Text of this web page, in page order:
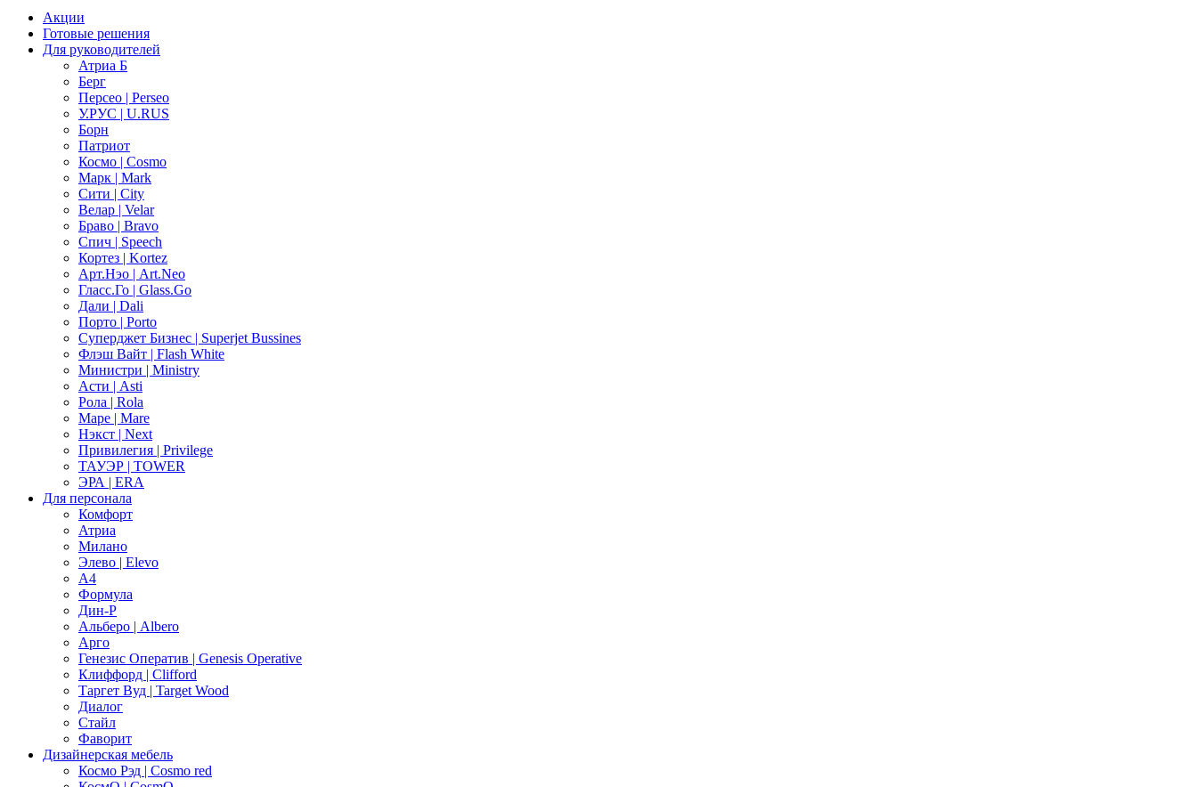
Акции
Готовые решения
Для руководителей
Атриа Б
Берг
Персео | Perseo
У.РУС | U.RUS
Борн
Патриот
Космо | Cosmo
Марк | Mark
Сити | City
Велар | Velar
Браво | Bravo
Спич | Speech
Кортез | Kortez
Арт.Нэо | Art.Neo
Гласс.Го | Glass.Go
Дали | Dali
Порто | Porto
Суперджет Бизнес | Superjet Bussines
Флэш Вайт | Flash White
Министри | Ministry
Асти | Asti
Рола | Rola
Маре | Mare
Нэкст | Next
Привилегия | Privilege
ТАУЭР | TOWER
ЭРА | ERA
Для персонала
Комфорт
Атриа
Милано
Элево | Elevo
А4
Формула
Дин-Р
Альберо | Albero
Арго
Генезис Оператив | Genesis Operative
Клиффорд | Clifford
Таргет Вуд | Target Wood
Диалог
Стайл
Фаворит
Дизайнерская мебель
Космо Рэд | Cosmo red